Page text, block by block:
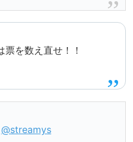
を数え直せ！！
@streamys